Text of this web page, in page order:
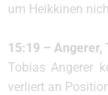
um Heikkinen
15:19 – Angerer,
Tobias Angerer
verliert an